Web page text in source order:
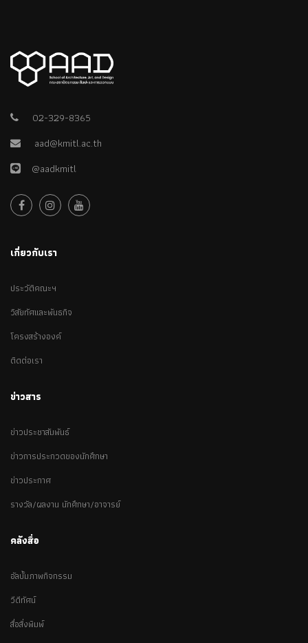
02-329-8365
aad@kmitl.ac.th
@aadkmitl
เกี่ยวกับเรา
ประวัติคณะฯ
วิสัยทัศและพันธกิจ
โครงสร้างองค์
ติดต่อเรา
ข่าวสาร
ข่าวประชาสัมพันธ์
ข่าวการประกวดของนักศึกษา
ข่าวประกาศ
รางวัล/ผลงาน นักศึกษา/อาจารย์
คลังสื่อ
อัลบั้มภาพกิจกรรม
วีดีทัศน์
สื่อสิ่งพิมพ์